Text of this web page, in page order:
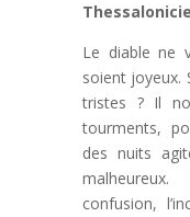
Le diable ne
soient joyeux.
tristes ? Il
tourments,
des nuits
confusion,